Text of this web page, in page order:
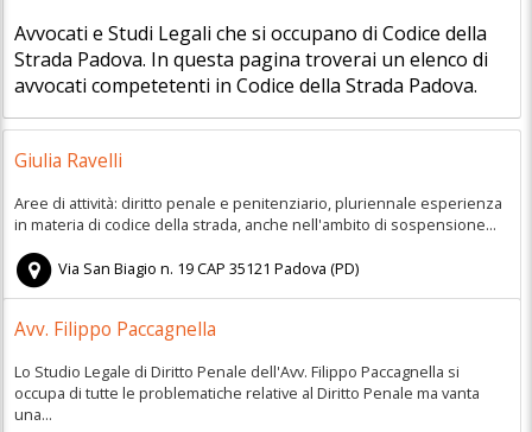
Avvocati e Studi Legali che si occupano di Codice della
Strada Padova. In questa pagina troverai un elenco di
avvocati competetenti in Codice della Strada Padova.
Giulia Ravelli
Aree di attività: diritto penale e penitenziario, pluriennale esperienza
in materia di codice della strada, anche nell'ambito di sospensione...
Via San Biagio n. 19CAP35121 Padova (PD)
Avv. Filippo Paccagnella
Lo Studio Legale di Diritto Penale dell'Avv. Filippo Paccagnella si
occupa di tutte le problematiche relative al Diritto Penale ma vanta
una...